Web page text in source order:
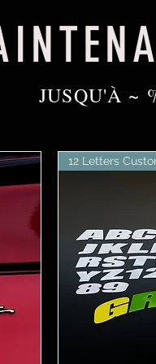
JUSQU'À ~
12 Letters